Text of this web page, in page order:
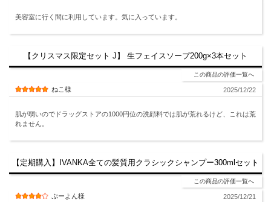
美容室に行く間に利用しています。気に入っています。
【クリスマス限定セット J】 生フェイスソープ200g×3本セット
この商品の評価一覧へ
ねこ様 2025/12/22
肌が弱いのでドラッグストアの1000円位の洗顔料では肌が荒れるけど、これは荒
れません。
【定期購入】IVANKA全ての髪質用クラシックシャンプー300mlセット
この商品の評価一覧へ
ぷーよん様 2025/12/21